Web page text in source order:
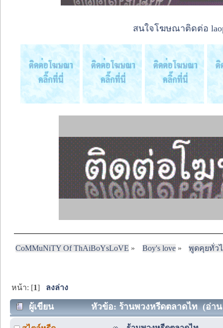
สนใจโฆษณาติดต่อ
CoMMuNiTY Of ThAiBoYsLoVE » Boy's love» พูดคุยทั่ว
หน้า: [1] ลงล่าง
ผู้เขียน หัวข้อ: ร้านพวงหรีดตลาดไท (อ่าน